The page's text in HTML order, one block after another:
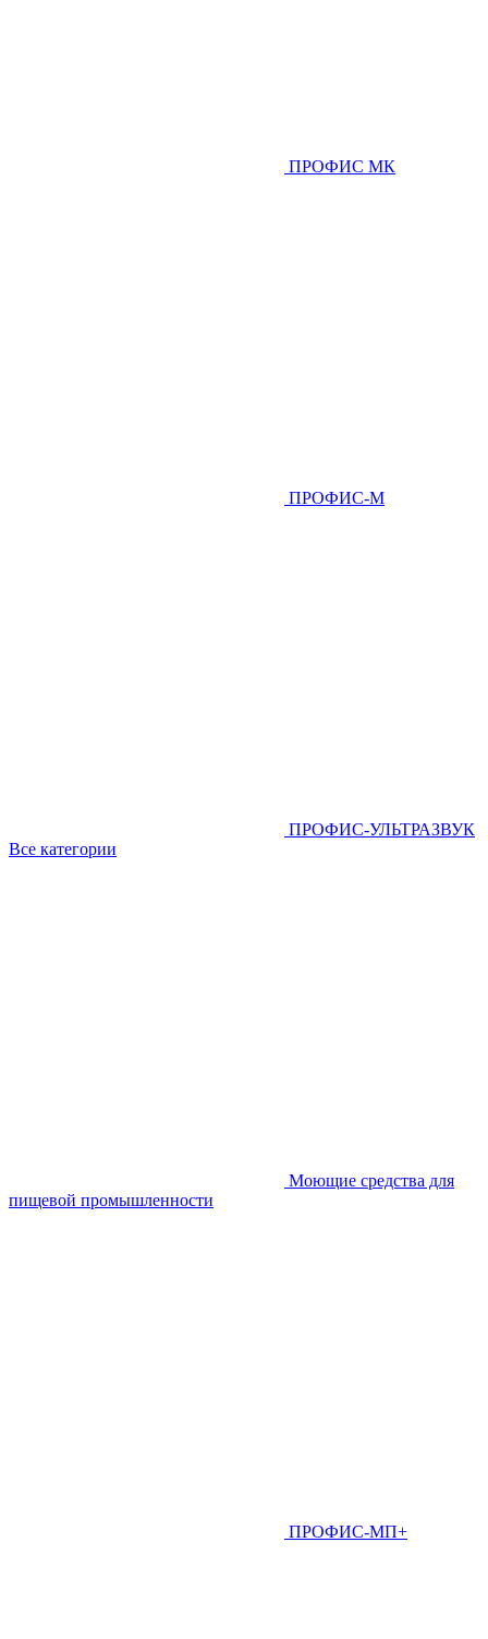
ПРОФИС МК
ПРОФИС-М
ПРОФИС-УЛЬТРАЗВУК
Все категории
Моющие средства для
пищевой промышленности
ПРОФИС-МП+